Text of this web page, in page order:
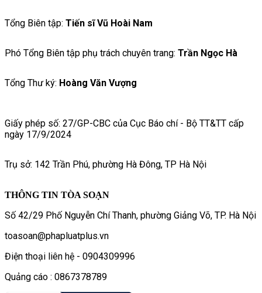
Tổng Biên tập: Tiến sĩ Vũ Hoài Nam
Phó Tổng Biên tập phụ trách chuyên trang: Trần Ngọc Hà
Tổng Thư ký: Hoàng Văn Vượng
Giấy phép số: 27/GP-CBC của Cục Báo chí - Bộ TT&TT cấp
ngày 17/9/2024
Trụ sở: 142 Trần Phú, phường Hà Đông, TP Hà Nội
THÔNG TIN TÒA SOẠN
Số 42/29 Phố Nguyễn Chí Thanh, phường Giảng Võ, TP. Hà Nội
toasoan@phapluatplus.vn
Điện thoại liên hệ - 0904309996
Quảng cáo : 0867378789